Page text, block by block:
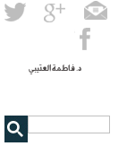
د. فاطمة العتيبي